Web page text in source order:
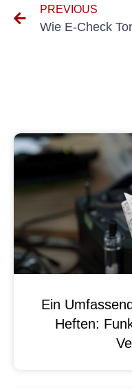
PREVIOUS
Ein
Heften: